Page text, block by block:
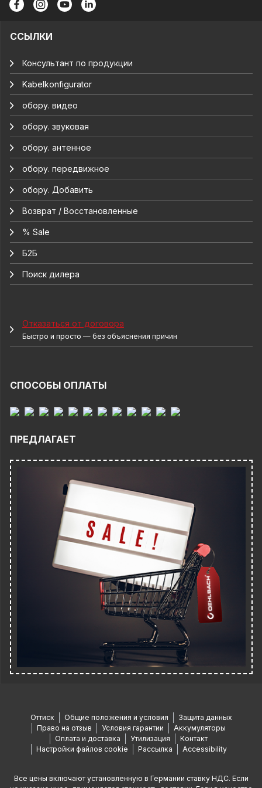
ССЫЛКИ
Консультант по продукции
Kabelkonfigurator
обору. видео
обору. звуковая
обору. антенное
обору. передвижное
обору. Добавить
Возврат / Восстановленные
% Sale
Б2Б
Поиск дилера
Отказаться от договора
Быстро и просто — без объяснения причин
СПОСОБЫ ОПЛАТЫ
ПРЕДЛАГАЕТ
Оттиск Общие положения и условия
Защита данных
Право на отзыв
Условия гарантии
Аккумуляторы
Оплата и доставка
Утилизация
Контакт
Настройки файлов cookie
Рассылка Accessibility
Все цены включают установленную в Германии ставку НДС. Если